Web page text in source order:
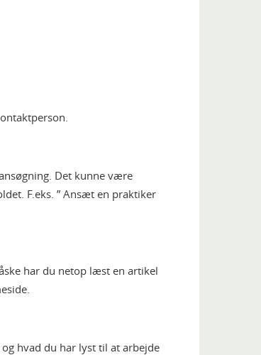
Det kunne være
F.eks. ” Ansæt en praktiker
har du netop læst en artikel
hvad du har lyst til at arbejde